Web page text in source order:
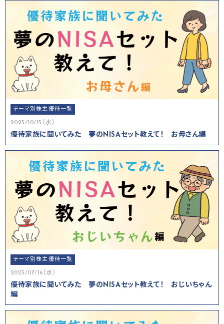
テーマ別株主優待一覧
2025/10/15（水）
優待家族に聞いてみた 夢のNISAセット教えて！ お母さん編
テーマ別株主優待一覧
2025/07/16（水）
優待家族に聞いてみた 夢のNISAセット教えて！ おじいちゃん
編